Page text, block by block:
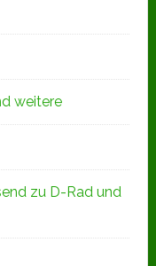
weitere
zu D-Rad und